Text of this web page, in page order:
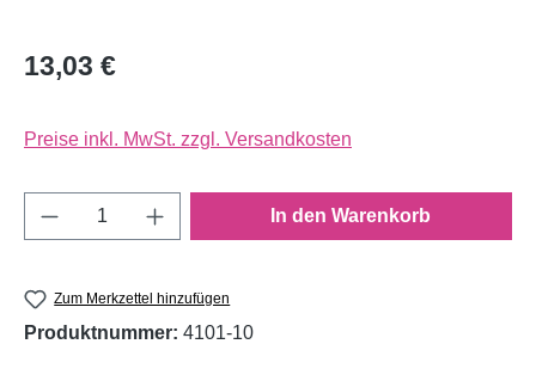
13,03 €
Preise inkl. MwSt. zzgl. Versandkosten
Produkt Anzahl: Gib den gewünschten
In den Warenkorb
Zum Merkzettel hinzufügen
Produktnummer: 4101-10